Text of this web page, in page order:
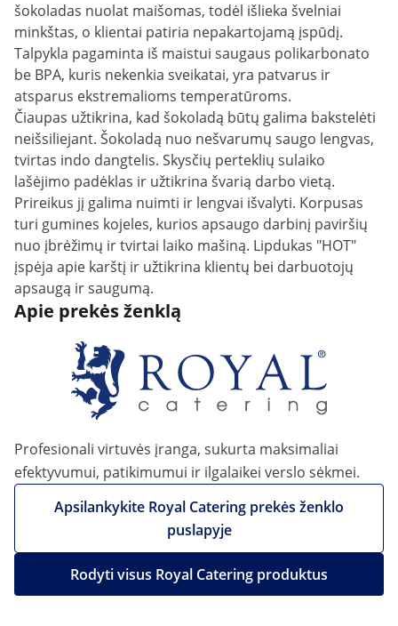
šokoladas nuolat maišomas, todėl išlieka švelniai
minkštas, o klientai patiria nepakartojamą įspūdį.
Talpykla pagaminta iš maistui saugaus polikarbonato
be BPA, kuris nekenkia sveikatai, yra patvarus ir
atsparus ekstremalioms temperatūroms.
Čiaupas užtikrina, kad šokoladą būtų galima bakstelėti
neišsiliejant. Šokoladą nuo nešvarumų saugo lengvas,
tvirtas indo dangtelis. Skysčių perteklių sulaiko
lašėjimo padėklas ir užtikrina švarią darbo vietą.
Prireikus jį galima nuimti ir lengvai išvalyti. Korpusas
turi gumines kojeles, kurios apsaugo darbinį paviršių
nuo įbrėžimų ir tvirtai laiko mašiną. Lipdukas "HOT"
įspėja apie karštį ir užtikrina klientų bei darbuotojų
apsaugą ir saugumą.
Apie prekės ženklą
Profesionali virtuvės įranga, sukurta maksimaliai
efektyvumui, patikimumui ir ilgalaikei verslo sėkmei.
Apsilankykite Royal Catering prekės ženklo
puslapyje
Rodyti visus Royal Catering produktus